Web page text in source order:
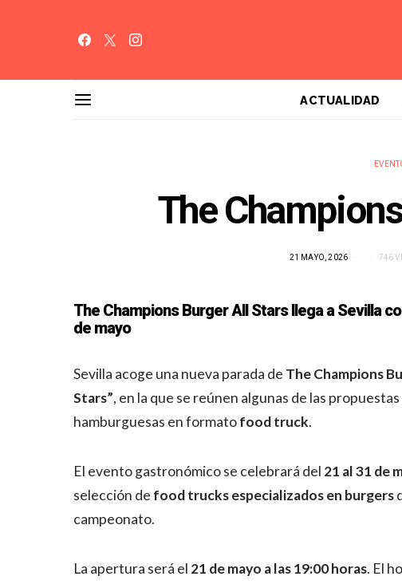
ACTUALIDAD
The
21 MAYO, 2026 746
The Champions Burger All Stars llega a Sevilla
de mayo
Sevilla acoge una nueva parada de The Champions
Stars”, en la que se reúnen algunas de las
hamburguesas en formatofood truck.
El evento gastronómico se celebrará del 21 al 31 de
selección de food trucks especializados en burgers
campeonato.
La apertura será el 21 de mayo a las 19:00 horas. El